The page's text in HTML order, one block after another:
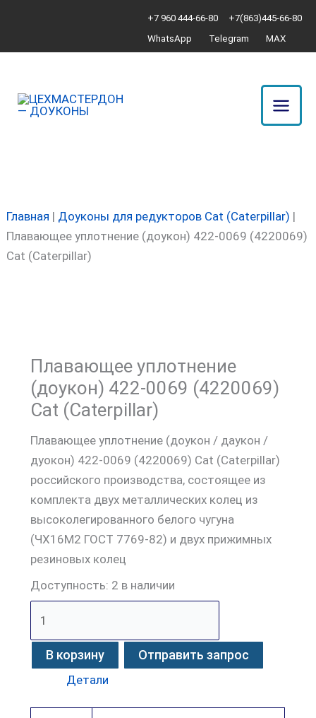
содержимому
+7 960 444-66-80
+7(863)445-66-80
WhatsApp
Telegram MAX
Главная | Доуконы для редукторов Cat (Caterpillar) |
Плавающее уплотнение (доукон) 422-0069 (4220069)
Cat (Caterpillar)
Плавающее уплотнение
(доукон) 422-0069 (4220069)
Cat (Caterpillar)
Плавающее уплотнение (доукон / даукон /
дуокон) 422-0069 (4220069) Cat (Caterpillar)
российского производства, состоящее из
комплекта двух металлических колец из
высоколегированного белого чугуна
(ЧХ16М2 ГОСТ 7769-82) и двух прижимных
резиновых колец
Доступность: 2 в наличии
Плавающее
422-
В корзину Отправить запрос
Детали